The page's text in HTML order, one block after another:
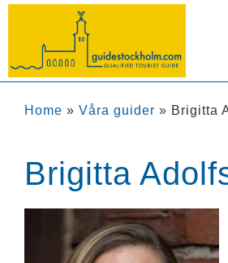
Home » Våra guider » Brigitta
Brigitta